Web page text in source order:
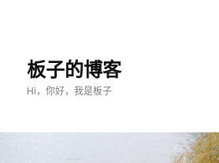
板子的博客
Hi，你好，我是板子